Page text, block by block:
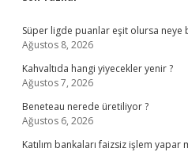
Sidebar
Süper ligde puanlar eşit olursa neye
Ağustos 8, 2026
Kahvaltıda hangi yiyecekler yenir ?
Ağustos 7, 2026
Beneteau nerede üretiliyor ?
Ağustos 6, 2026
Katılım bankaları faizsiz işlem yapar